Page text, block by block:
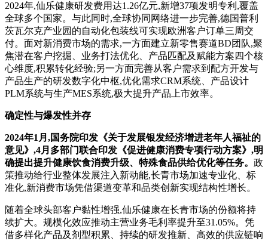
2024年,仙乐健康研发费用达1.26亿元,新增37项发明专利,覆盖
全球多个国家。与此同时,全球协同网络进一步完善,德国普利
茨瓦尔克产业园的自动化包装线可实现欧洲客户订单三周交
付。面对新消费市场的需求,一方面建立新零售赛道BD团队,聚
焦潜在客户挖掘、业务打法优化、产品匹配及赋能方案四个核
心维度,积累转化经验;另一方面完善从客户需求到配方开发与
产品生产的研发数字化中枢,优化需求CRM系统、产品设计
PLM系统与生产MES系统,极大提升产品上市效率。
确定性与爆发性并存
2024年1月,国务院印发《关于发展银发经济增进老年人福祉的
意见》 ,4月 多部门联合印发《促进健康消费专项行动方案》,明
确提出提升健康饮食消费升级、特殊食品供给优化等任务。 政
策推动给行业整体发展注入新动能,长青市场加速专业化、标
准化,新消费市场凭借渠道变革和品类创新实现结构性增长。
随着全球头部客户黏性增强,仙乐健康在长青市场的份额将持
续扩大。规模化效应推动主营业务毛利率提升至31.05%。凭
借多样化产品及剂型积累、持续的研发推新、高效的供应链响